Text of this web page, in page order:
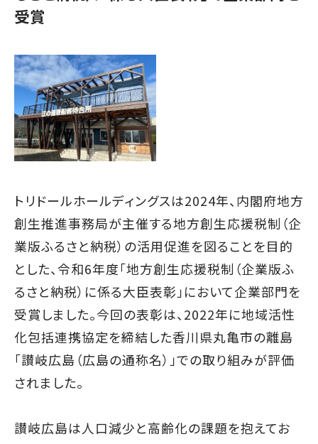
受賞
トリドールホールディングスは2024年、内閣府地方
創生推進事務局が主催する地方創生応援税制（企
業版ふるさと納税）の活用促進を図ることを目的
とした、令和6年度「地方創生応援税制（企業版ふ
るさと納税）に係る大臣表彰」において企業部門を
受賞しました。今回の表彰は、2022年に地域活性
化包括連携協定を締結した香川県丸亀市の離島
「讃岐広島（広島の通称名）」での取り組みが評価
されました。
讃岐広島は人口減少と高齢化の課題を抱えてお